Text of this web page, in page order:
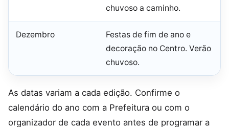
chuvoso a caminho.
Dezembro
Festas de fim de ano e
decoração no Centro. Verão
chuvoso.
As datas variam a cada edição. Confirme o
calendário do ano com a Prefeitura ou com o
organizador de cada evento antes de programar a